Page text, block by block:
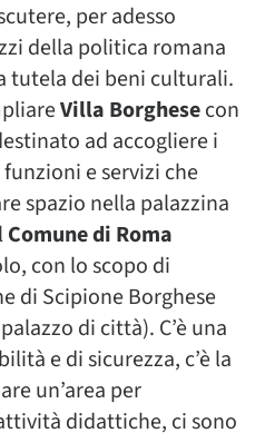
per adesso
della politica romana
tutela dei beni culturali.
Villa Borghesecon
ad accogliere i
e servizi che
spazio nella palazzina
Comune di Roma
con lo scopo di
di Scipione Borghese
di città). C’è una
e di sicurezza, c’è la
un’area per
didattiche, ci sono